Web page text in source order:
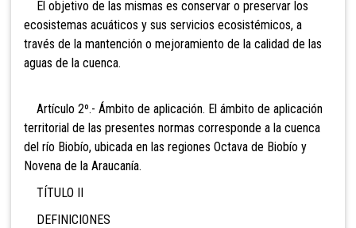
El objetivo de las mismas es conservar o preservar los
ecosistemas acuáticos y sus servicios ecosistémicos, a
través de la mantención o mejoramiento de la calidad de las
aguas de la cuenca.
Artículo 2º.- Ámbito de aplicación. El ámbito de aplicación
territorial de las presentes normas corresponde a la cuenca
del río Biobío, ubicada en las regiones Octava de Biobío y
Novena de la Araucanía.
TÍTULO II
DEFINICIONES